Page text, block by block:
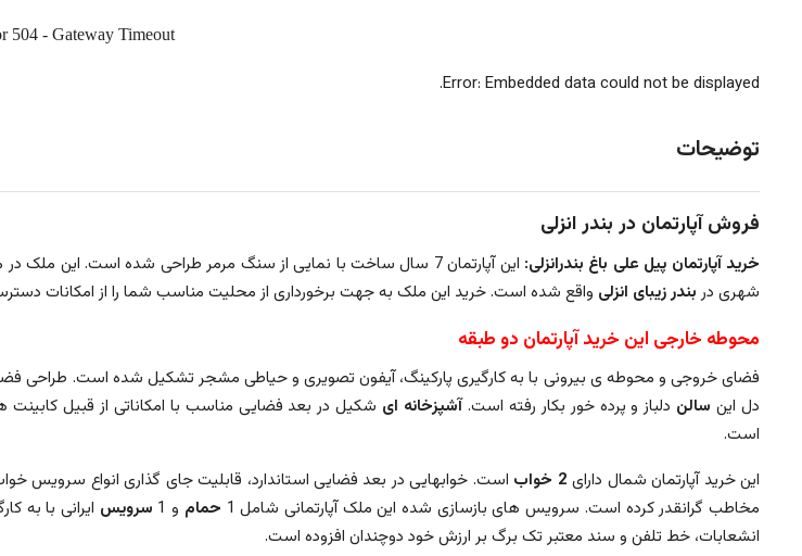
Error: Embedded data could not be displayed.
توضیحات
فروش آپارتمان در بندر انزلی
خرید آپارتمان پیل علی باغ بندرانزلی:
شهری دربندر زیبای انزلی واقع شده است. خرید این ملک به جهت برخورداری از محلیت مناسب شما را از امکانات
محوطه خارجی این خرید آپارتمان دو طبقه
فضای خروجی و محوطه ی بیرونی با به کارگیری پارکینگ، آیفون تصویری و حیاطی مشجر تشکیل شده است. طراحی
دل این سالن دلباز و پرده خور بکار رفته است.آشپزخانه ای شکیل در بعد فضایی مناسب با امکاناتی از قبیل
است.
این خرید آپارتمان شمال دارای 2 خواب
است. خوابهایی در بعد فضایی استاندارد، قابلیت جای گذاری انواع
مخاطب گرانقدر کرده است. سرویس های بازسازی شده این ملک آپارتمانی شامل 1
حمام و 1 سرویس ایرانی با به
انشعابات، خط تلفن و سند معتبر تک برگ بر ارزش خود دوچندان افزوده است.